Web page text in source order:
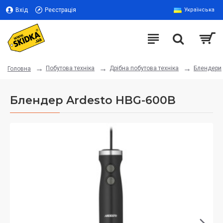
Вхід Реєстрація Українська
Головна Побутова техніка Дрібна побутова техніка Блендери
Блендер Ardesto HBG-600B